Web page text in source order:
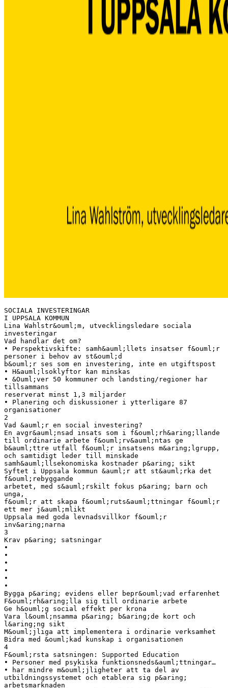
SOCIALA INVESTERINGAR
I UPPSALA KOMMUN
Lina Wahlstr&ouml;m, utvecklingsledare sociala
investeringar
Vad handlar det om?
• Perspektivskifte: samh&auml;llets insatser f&ouml;r
personer i behov av st&ouml;d
b&ouml;r ses som en investering, inte en utgiftspost
• H&auml;lsoklyftor kan minskas
• &Ouml;ver 50 kommuner och landsting/regioner har
tillsammans
reserverat minst 1,3 miljarder
• Planering och diskussioner i ytterligare 87
organisationer
2
Vad &auml;r en social investering?
En avgr&auml;nsad insats som i f&ouml;rh&aring;llande
till ordinarie arbete f&ouml;rv&auml;ntas ge
b&auml;ttre utfall f&ouml;r insatsens m&aring;lgrupp,
och samtidigt leder till minskade
samh&auml;llsekonomiska kostnader p&aring; sikt
Syftet i Uppsala kommun &auml;r att st&auml;rka det
f&ouml;rebyggande
arbetet, med s&auml;rskilt fokus p&aring; barn och
unga,
f&ouml;r att skapa f&ouml;ruts&auml;ttningar f&ouml;r
ett mer j&auml;mlikt
Uppsala med goda levnadsvillkor f&ouml;r
inv&aring;narna
3
Krav p&aring; satsningar
•
•
•
•
•
•
Bygga p&aring; evidens eller bepr&ouml;vad erfarenhet
F&ouml;rh&aring;lla sig till ordinarie arbete
Ge h&ouml;g social effekt per krona
Vara l&ouml;nsamma p&aring; b&aring;de kort och
l&aring;ng sikt
M&ouml;jliga att implementera i ordinarie verksamhet
Bidra med &ouml;kad kunskap i organisationen
4
F&ouml;rsta satsningen: Supported Education
• Personer med psykiska funktionsneds&auml;ttningar…
• har mindre m&ouml;jligheter att ta del av
utbildningssystemet och etablera sig p&aring;
arbetsmarknaden